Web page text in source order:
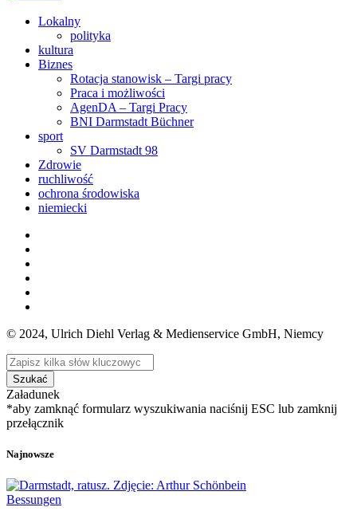
Lokalny
polityka
kultura
Biznes
Rotacja stanowisk – Targi pracy
Praca i możliwości
AgenDA – Targi Pracy
BNI Darmstadt Büchner
sport
SV Darmstadt 98
Zdrowie
ruchliwość
ochrona środowiska
niemiecki
© 2024, Ulrich Diehl Verlag & Medienservice GmbH, Niemcy
Szukać
Załadunek
*aby zamknąć formularz wyszukiwania naciśnij ESC lub zamknij
przełącznik
Najnowsze
Bessungen